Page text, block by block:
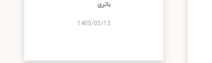
باتری
1405/05/13